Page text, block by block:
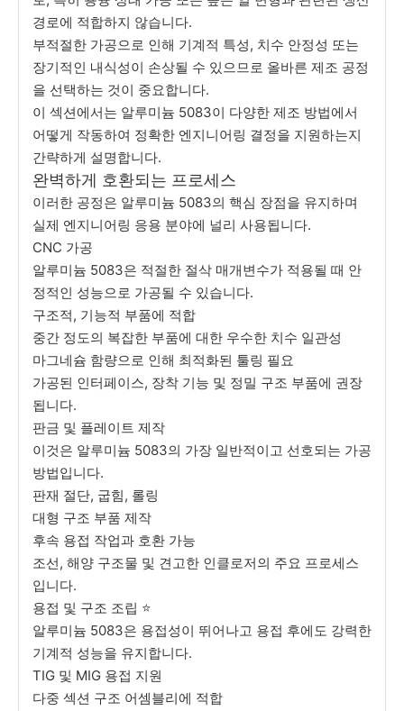
경로에 적합하지 않습니다.
부적절한 가공으로 인해 기계적 특성, 치수 안정성 또는
장기적인 내식성이 손상될 수 있으므로 올바른 제조 공정
을 선택하는 것이 중요합니다.
이 섹션에서는 알루미늄 5083이 다양한 제조 방법에서
어떻게 작동하여 정확한 엔지니어링 결정을 지원하는지
간략하게 설명합니다.
완벽하게 호환되는 프로세스
이러한 공정은 알루미늄 5083의 핵심 장점을 유지하며
실제 엔지니어링 응용 분야에 널리 사용됩니다.
CNC 가공
알루미늄 5083은 적절한 절삭 매개변수가 적용될 때 안
정적인 성능으로 가공될 수 있습니다.
구조적, 기능적 부품에 적합
중간 정도의 복잡한 부품에 대한 우수한 치수 일관성
마그네슘 함량으로 인해 최적화된 툴링 필요
가공된 인터페이스, 장착 기능 및 정밀 구조 부품에 권장
됩니다.
판금 및 플레이트 제작
이것은 알루미늄 5083의 가장 일반적이고 선호되는 가공
방법입니다.
판재 절단, 굽힘, 롤링
대형 구조 부품 제작
후속 용접 작업과 호환 가능
조선, 해양 구조물 및 견고한 인클로저의 주요 프로세스
입니다.
용접 및 구조 조립 ⭐
알루미늄 5083은 용접성이 뛰어나고 용접 후에도 강력한
기계적 성능을 유지합니다.
TIG 및 MIG 용접 지원
다중 섹션 구조 어셈블리에 적합